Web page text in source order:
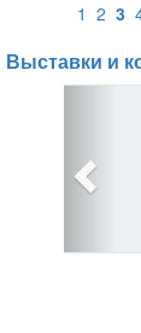
1 2 3
Выставки и